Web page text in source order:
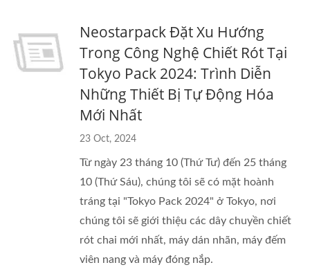
Neostarpack Đặt Xu Hướng
Trong Công Nghệ Chiết Rót Tại
Tokyo Pack 2024: Trình Diễn
Những Thiết Bị Tự Động Hóa
Mới Nhất
23 Oct, 2024
Từ ngày 23 tháng 10 (Thứ Tư) đến 25 tháng
10 (Thứ Sáu), chúng tôi sẽ có mặt hoành
tráng tại "Tokyo Pack 2024" ở Tokyo, nơi
chúng tôi sẽ giới thiệu các dây chuyền chiết
rót chai mới nhất, máy dán nhãn, máy đếm
viên nang và máy đóng nắp.